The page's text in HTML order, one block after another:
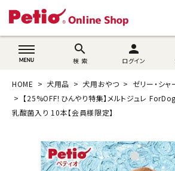
wovn-lang-name
search
検 索
person
ログイン
猫用品
ブランド別に探す
HOME 犬用品 犬用おやつ
ゼリー・シャ
【25%OFF！ひんやり特集】メルトジュレ
乳酸菌入り 10本【会員様限定】